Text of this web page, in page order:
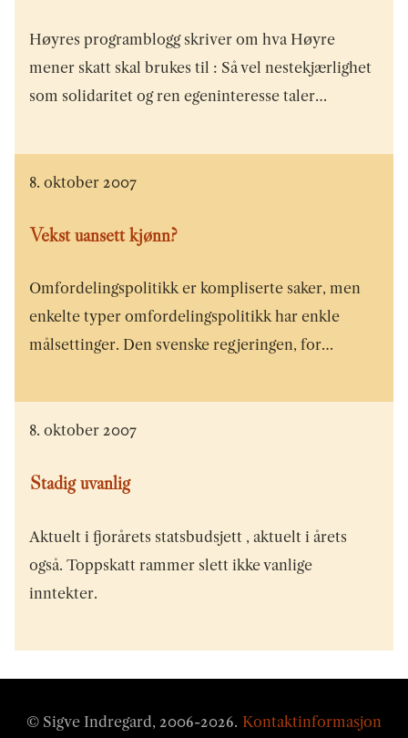
Høyres programblogg skriver om hva Høyre
mener skatt skal brukes til : Så vel nestekjærlighet
som solidaritet og ren egeninteresse taler…
8. oktober 2007
Vekst uansett kjønn?
Omfordelingspolitikk er kompliserte saker, men
enkelte typer omfordelingspolitikk har enkle
målsettinger. Den svenske regjeringen, for…
8. oktober 2007
Stadig uvanlig
Aktuelt i fjorårets statsbudsjett , aktuelt i årets
også. Toppskatt rammer slett ikke vanlige
inntekter.
© Sigve Indregard, 2006-2026. Kontaktinformasjon